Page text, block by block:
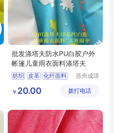
批发涤塔夫防水PU白胶户外
帐篷儿童雨衣面料涤塔夫
纺织 皮革 化纤面料
苏州成璟
有限公司
￥ 20.00 拨打电话